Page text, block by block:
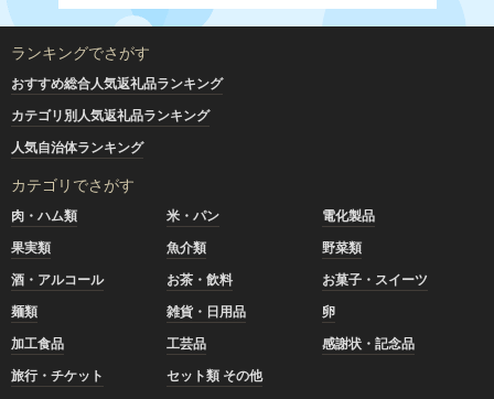
ランキングでさがす
おすすめ総合人気返礼品ランキング
カテゴリ別人気返礼品ランキング
人気自治体ランキング
カテゴリでさがす
肉・ハム類 米・パン
電化製品
果実類
魚介類
野菜類
酒・アルコール
お茶・飲料
お菓子・スイーツ
麺類
雑貨・日用品
卵
加工食品
工芸品
感謝状・記念品
旅行・チケット
セット類 その他